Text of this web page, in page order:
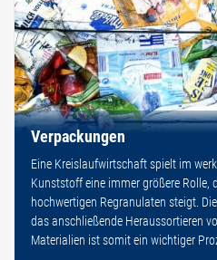
Verpackungen
Eine Kreislaufwirtschaft spielt im
Kunststoff eine immer größere Rolle,
hochwertigen Regranulaten steigt.
das anschließende Heraussortieren
Materialien ist somit ein wichtiger